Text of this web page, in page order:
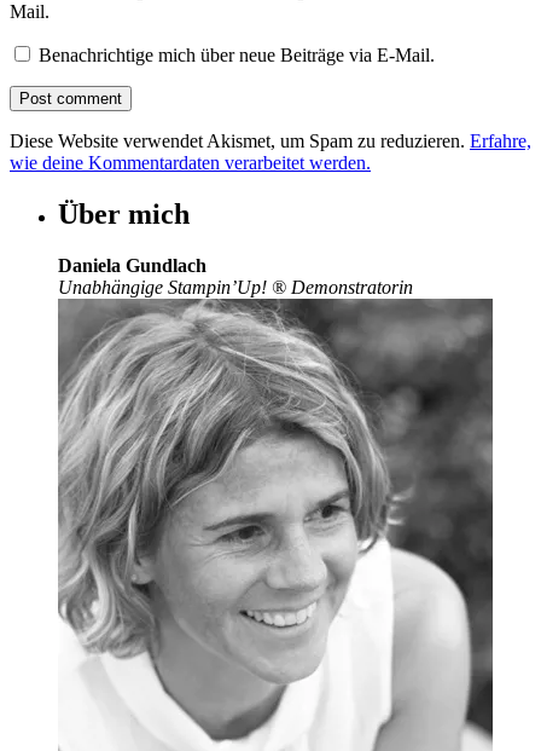
Mail.
Benachrichtige mich über neue Beiträge via E-Mail.
Diese Website verwendet Akismet, um Spam zu reduzieren. Erfahre,
wie deine Kommentardaten verarbeitet werden.
Über mich
Daniela Gundlach
Unabhängige Stampin’Up! ® Demonstratorin